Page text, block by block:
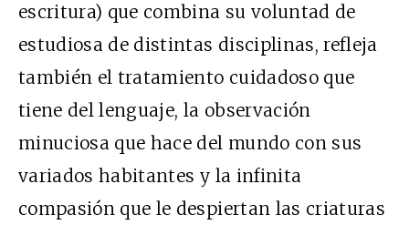
escritura) que combina su voluntad de
estudiosa de distintas disciplinas, refleja
también el tratamiento cuidadoso que
tiene del lenguaje, la observación
minuciosa que hace del mundo con sus
variados habitantes y la infinita
compasión que le despiertan las criaturas